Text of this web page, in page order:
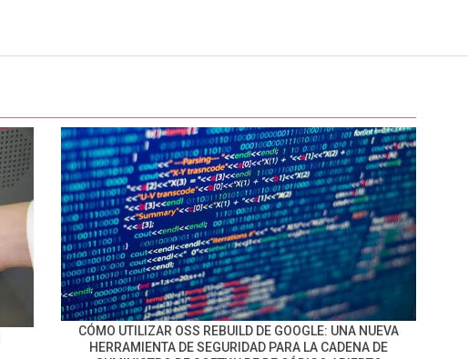
CÓMO UTILIZAR OSS REBUILD DE GOOGLE: UNA NUEVA
HERRAMIENTA DE SEGURIDAD PARA LA CADENA DE